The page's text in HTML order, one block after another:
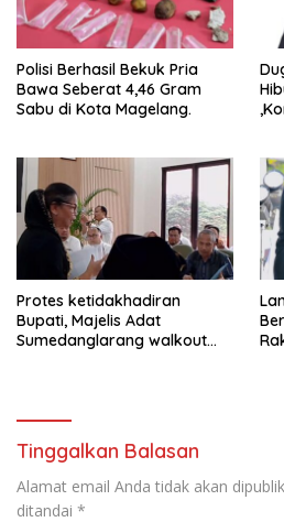
Polisi Berhasil Bekuk Pria
Bawa Seberat 4,46 Gram
Sabu di Kota Magelang.
Protes ketidakhadiran
Bupati, Majelis Adat
Sumedanglarang walkout
Tinggalkan Balasan
Alamat email Anda tidak akan
ditandai *